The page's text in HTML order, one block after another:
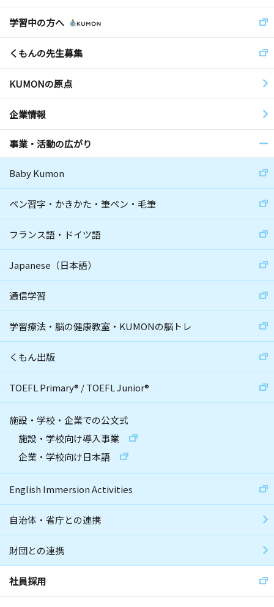
学習中の方へ
くもんの先生募集
KUMONの原点
企業情報
事業・活動の広がり
Baby Kumon
ペン習字・かきかた・筆ペン・毛筆
フランス語・ドイツ語
Japanese（日本語）
通信学習
学習療法・脳の健康教室・KUMONの脳トレ
くもん出版
TOEFL Primary® /TOEFL Junior®
施設・学校・企業での公文式
施設・学校向け導入事業
企業・学校向け日本語
English Immersion Activities
自治体・省庁との連携
財団との連携
社員採用